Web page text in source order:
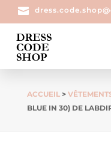

ACCUEIL>
BLUE IN 30) DE